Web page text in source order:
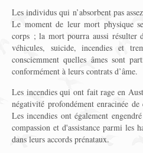
Les individus qui n’absorbent pas
Le moment de leur mort physique
corps ; la mort pourra aussi résulter
véhicules, suicide, incendies et
consciemment quelles âmes sont
conformément à leurs contrats d’âme.
Les incendies qui ont fait rage en
négativité profondément enracinée
Les incendies ont également
compassion et d'assistance parmi
dans leurs accords prénataux.